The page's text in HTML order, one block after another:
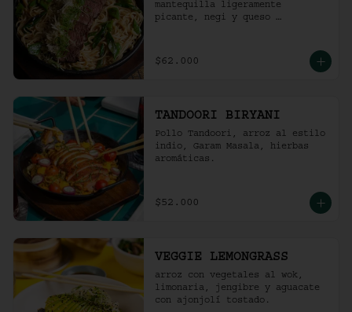
mantequilla ligeramente
picante, negi y queso
$62.000
TANDOORI BIRYANI
Pollo Tandoori, arroz al estilo
indio, Garam Masala, hierbas
aromáticas.
$52.000
VEGGIE LEMONGRASS
arroz con vegetales al wok,
limonaria, jengibre y aguacate
con ajonjolí tostado.